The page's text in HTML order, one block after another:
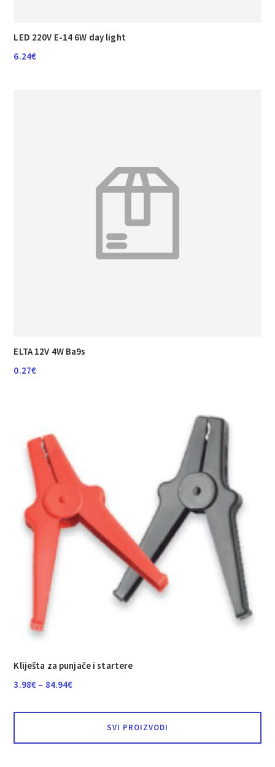
LED 220V E-14 6W day light
6.24€
ELTA 12V 4W Ba9s
0.27€
Kliješta za punjače i startere
3.98€ – 84.94€Raspon
od
do
SVI PROIZVODI